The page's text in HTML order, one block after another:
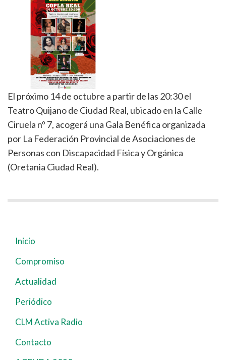
El próximo 14 de octubre a partir de las 20:30 el
Teatro Quijano de Ciudad Real, ubicado en la Calle
Ciruela nº 7, acogerá una Gala Benéfica organizada
por La Federación Provincial de Asociaciones de
Personas con Discapacidad Física y Orgánica
(Oretania Ciudad Real).
Navegación
principal
Inicio
Compromiso
Actualidad
Periódico
CLM Activa Radio
Contacto